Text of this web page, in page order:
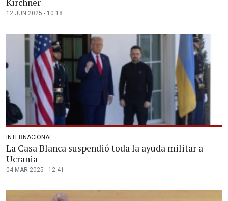
Kirchner
12 JUN 2025 - 10:18
INTERNACIONAL
La Casa Blanca suspendió toda la ayuda militar a
Ucrania
04 MAR 2025 - 12:41